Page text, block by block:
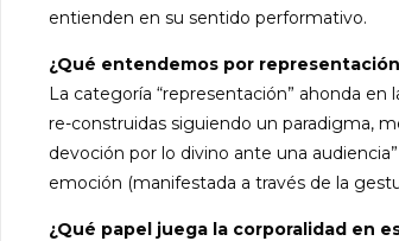
entienden en su sentido performativo.
¿Qué entendemos por
La categoría “representación” ahonda
re-construidas siguiendo un paradigma,
devoción por lo divino ante una
emoción (manifestada a través de la
¿Qué papel juega la corporalidad en